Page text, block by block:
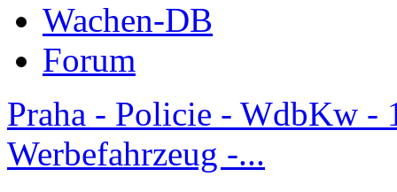
Wachen-DB
Forum
Praha - Policie - WdbKw -
Werbefahrzeug -...